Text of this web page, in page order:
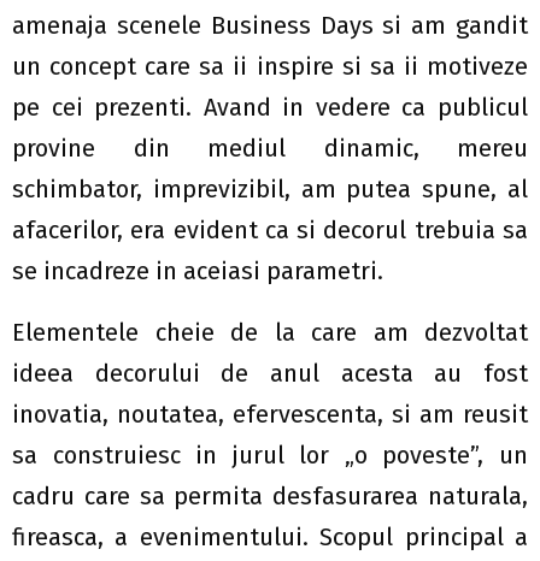
amenaja scenele Business Days si am gandit
un concept care sa ii inspire si sa ii motiveze
pe cei prezenti. Avand in vedere ca publicul
provine din mediul dinamic, mereu
schimbator, imprevizibil, am putea spune, al
afacerilor, era evident ca si decorul trebuia sa
se incadreze in aceiasi parametri.
Elementele cheie de la care am dezvoltat
ideea decorului de anul acesta au fost
inovatia, noutatea, efervescenta, si am reusit
sa construiesc in jurul lor „o poveste”, un
cadru care sa permita desfasurarea naturala,
fireasca, a evenimentului. Scopul principal a